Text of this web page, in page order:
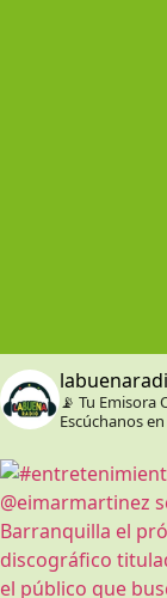
📡 Tu Emisora
Escúchanos